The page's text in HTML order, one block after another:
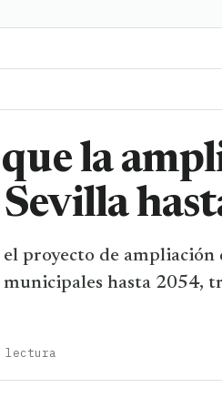
la
proyecto de
hasta 2054,
lectura